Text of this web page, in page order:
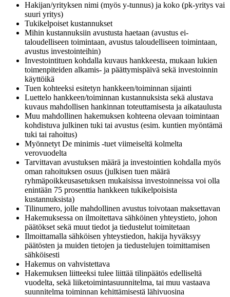
Hakijan/yrityksen nimi (myös y-tunnus) ja koko (pk-yritys vai
suuri yritys)
Tukikelpoiset kustannukset
Mihin kustannuksiin avustusta haetaan (avustus ei-
taloudelliseen toimintaan, avustus taloudelliseen toimintaan,
avustus investointeihin)
Investointituen kohdalla kuvaus hankkeesta, mukaan lukien
toimenpiteiden alkamis- ja päättymispäivä sekä investoinnin
käyttöikä
Tuen kohteeksi esitetyn hankkeen/toiminnan sijainti
Luettelo hankkeen/toiminnan kustannuksista sekä alustava
kuvaus mahdollisen hankinnan toteuttamisesta ja aikataulusta
Muu mahdollinen hakemuksen kohteena olevaan toimintaan
kohdistuva julkinen tuki tai avustus (esim. kuntien myöntämä
tuki tai rahoitus)
Myönnetyt De minimis -tuet viimeiseltä kolmelta
verovuodelta
Tarvittavan avustuksen määrä ja investointien kohdalla myös
oman rahoituksen osuus (julkisen tuen määrä
ryhmäpoikkeusasetuksen mukaisissa investoinneissa voi olla
enintään 75 prosenttia hankkeen tukikelpoisista
kustannuksista)
Tilinumero, jolle mahdollinen avustus toivotaan maksettavan
Hakemuksessa on ilmoitettava sähköinen yhteystieto, johon
päätökset sekä muut tiedot ja tiedustelut toimitetaan
Ilmoittamalla sähköisen yhteystiedon, hakija hyväksyy
päätösten ja muiden tietojen ja tiedustelujen toimittamisen
sähköisesti
Hakemus on vahvistettava
Hakemuksen liitteeksi tulee liittää tilinpäätös edelliseltä
vuodelta, sekä liiketoimintasuunnitelma, tai muu vastaava
suunnitelma toiminnan kehittämisestä lähivuosina